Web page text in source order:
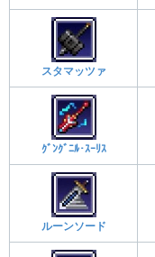
スタマッツァ
ｸﾞﾝｸﾞﾆﾙ･ｽｰﾘｽ
ルーンソード